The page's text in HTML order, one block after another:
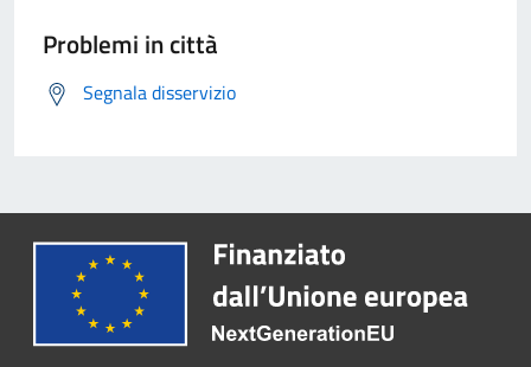
Problemi in città
Segnala disservizio